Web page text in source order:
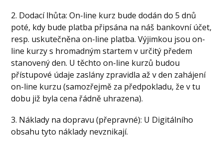
2. Dodací lhůta: On-line kurz bude dodán do 5 dnů
poté, kdy bude platba připsána na náš bankovní účet,
resp. uskutečněna on-line platba. Výjimkou jsou on-
line kurzy s hromadným startem v určitý předem
stanovený den. U těchto on-line kurzů budou
přístupové údaje zaslány zpravidla až v den zahájení
on-line kurzu (samozřejmě za předpokladu, že v tu
dobu již byla cena řádně uhrazena).
3. Náklady na dopravu (přepravné): U Digitálního
obsahu tyto náklady nevznikají.